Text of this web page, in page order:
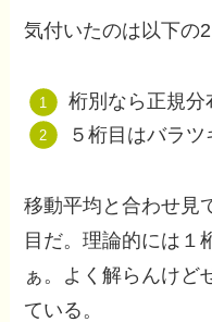
気付いたのは以下の2
桁別なら正規分
５桁目はバラ
移動平均と合わせ見
目だ。理論的には１
ぁ。よく解らんけど
ている。